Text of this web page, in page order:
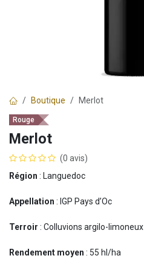
Boutique Merlot
Rouge
Merlot
(0 avis)
Région : Languedoc
Appellation : IGP Pays d’Oc
Terroir : Colluvions argilo-limoneux
Rendement moyen : 55 hl/ha